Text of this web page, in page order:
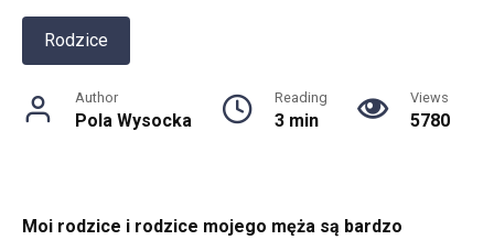
Rodzice
Author
Pola Wysocka
Reading
3 min
Views
5780
Moi rodzice i rodzice mojego męża są bardzo